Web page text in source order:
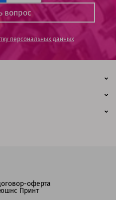
персональных данных
оферта
Принт